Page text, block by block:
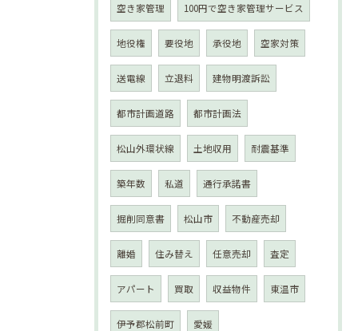
空き家管理 100円で空き家管理サービス
地役権 要役地 承役地 空家対策
送電線 立退料 建物明渡訴訟
都市計画道路 都市計画法
松山外環状線 土地収用 耐震基準
築年数 私道 通行承諾書
掘削同意書 松山市 不動産売却
離婚 住み替え 任意売却 査定
アパート 買取 収益物件 東温市
伊予郡松前町 愛媛